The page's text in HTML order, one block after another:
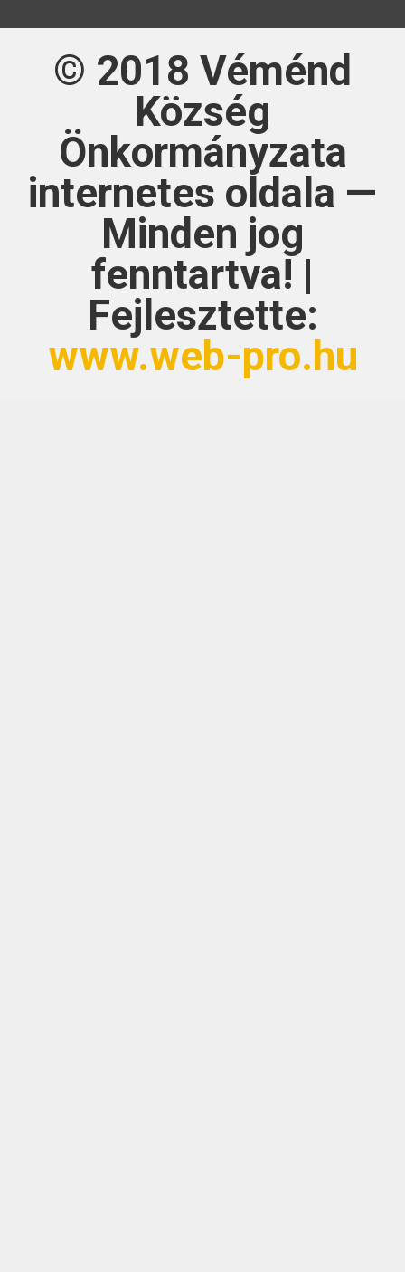
© 2018 Véménd
Község
Önkormányzata
internetes oldala —
Minden jog
fenntartva! |
Fejlesztette:
www.web-pro.hu